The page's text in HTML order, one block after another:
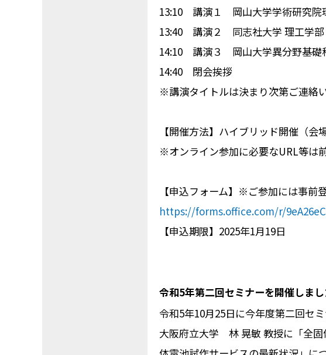
13:10 講演１ 岡山大学学術研究
13:40 講演２ 同志社大学 理工学
14:10 講演３ 岡山大学異分野基
14:40 閉会挨拶
※講演タイトルは決まり次第ご連絡い
【開催方法】ハイブリッド開催（会
※オンライン参加に必要なURL等は
【申込フォーム】※ご参加には事前
https://forms.office.com/r/
【申込期限】2025年1月19日
令和5年第二回セミナーを開催しまし
令和5年10月25日に今年度第二回セ
大阪府立大学 林 晃敏 教授に「全